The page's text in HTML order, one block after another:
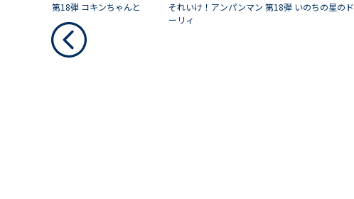
ンパンマン 第18弾 コキンちゃんと
それいけ！アンパンマン 第18弾 いのちの星のド
ーリィ